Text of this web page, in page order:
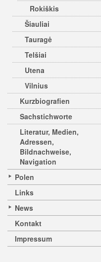
Rokiškis
Šiauliai
Tauragė
Telšiai
Utena
Vilnius
Kurzbiografien
Sachstichworte
Literatur, Medien,
Adressen,
Bildnachweise,
Navigation
Polen
Links
News
Kontakt
Impressum